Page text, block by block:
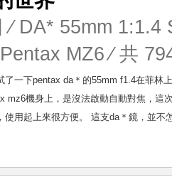
⁄ DA* 55mm 1:1.4
Pentax MZ6⁄ 共
了一下pentax da＊的55mm f1.4在菲林
mz6機身上，是沒法啟動自動對焦，這
使用起上來很方便。 這支da＊鏡，並